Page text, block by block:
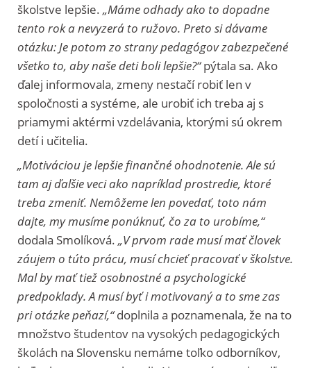
školstve lepšie. „Máme odhady ako to dopadne
tento rok a nevyzerá to ružovo. Preto si dávame
otázku: Je potom zo strany pedagógov zabezpečené
všetko to, aby naše deti boli lepšie?“pýtala sa. Ako
ďalej informovala, zmeny nestačí robiť len v
spoločnosti a systéme, ale urobiť ich treba aj s
priamymi aktérmi vzdelávania, ktorými sú okrem
detí i učitelia.
„Motiváciou je lepšie finančné ohodnotenie. Ale sú
tam aj ďalšie veci ako napríklad prostredie, ktoré
treba zmeniť. Nemôžeme len povedať, toto nám
dajte, my musíme ponúknuť, čo za to urobíme,“
dodala Smolíková. „V prvom rade musí mať človek
záujem o túto prácu, musí chcieť pracovať v školstve.
Mal by mať tiež osobnostné a psychologické
predpoklady. A musí byť i motivovaný a to sme zas
pri otázke peňazí,“doplnila a poznamenala, že na to
množstvo študentov na vysokých pedagogických
školách na Slovensku nemáme toľko odborníkov,